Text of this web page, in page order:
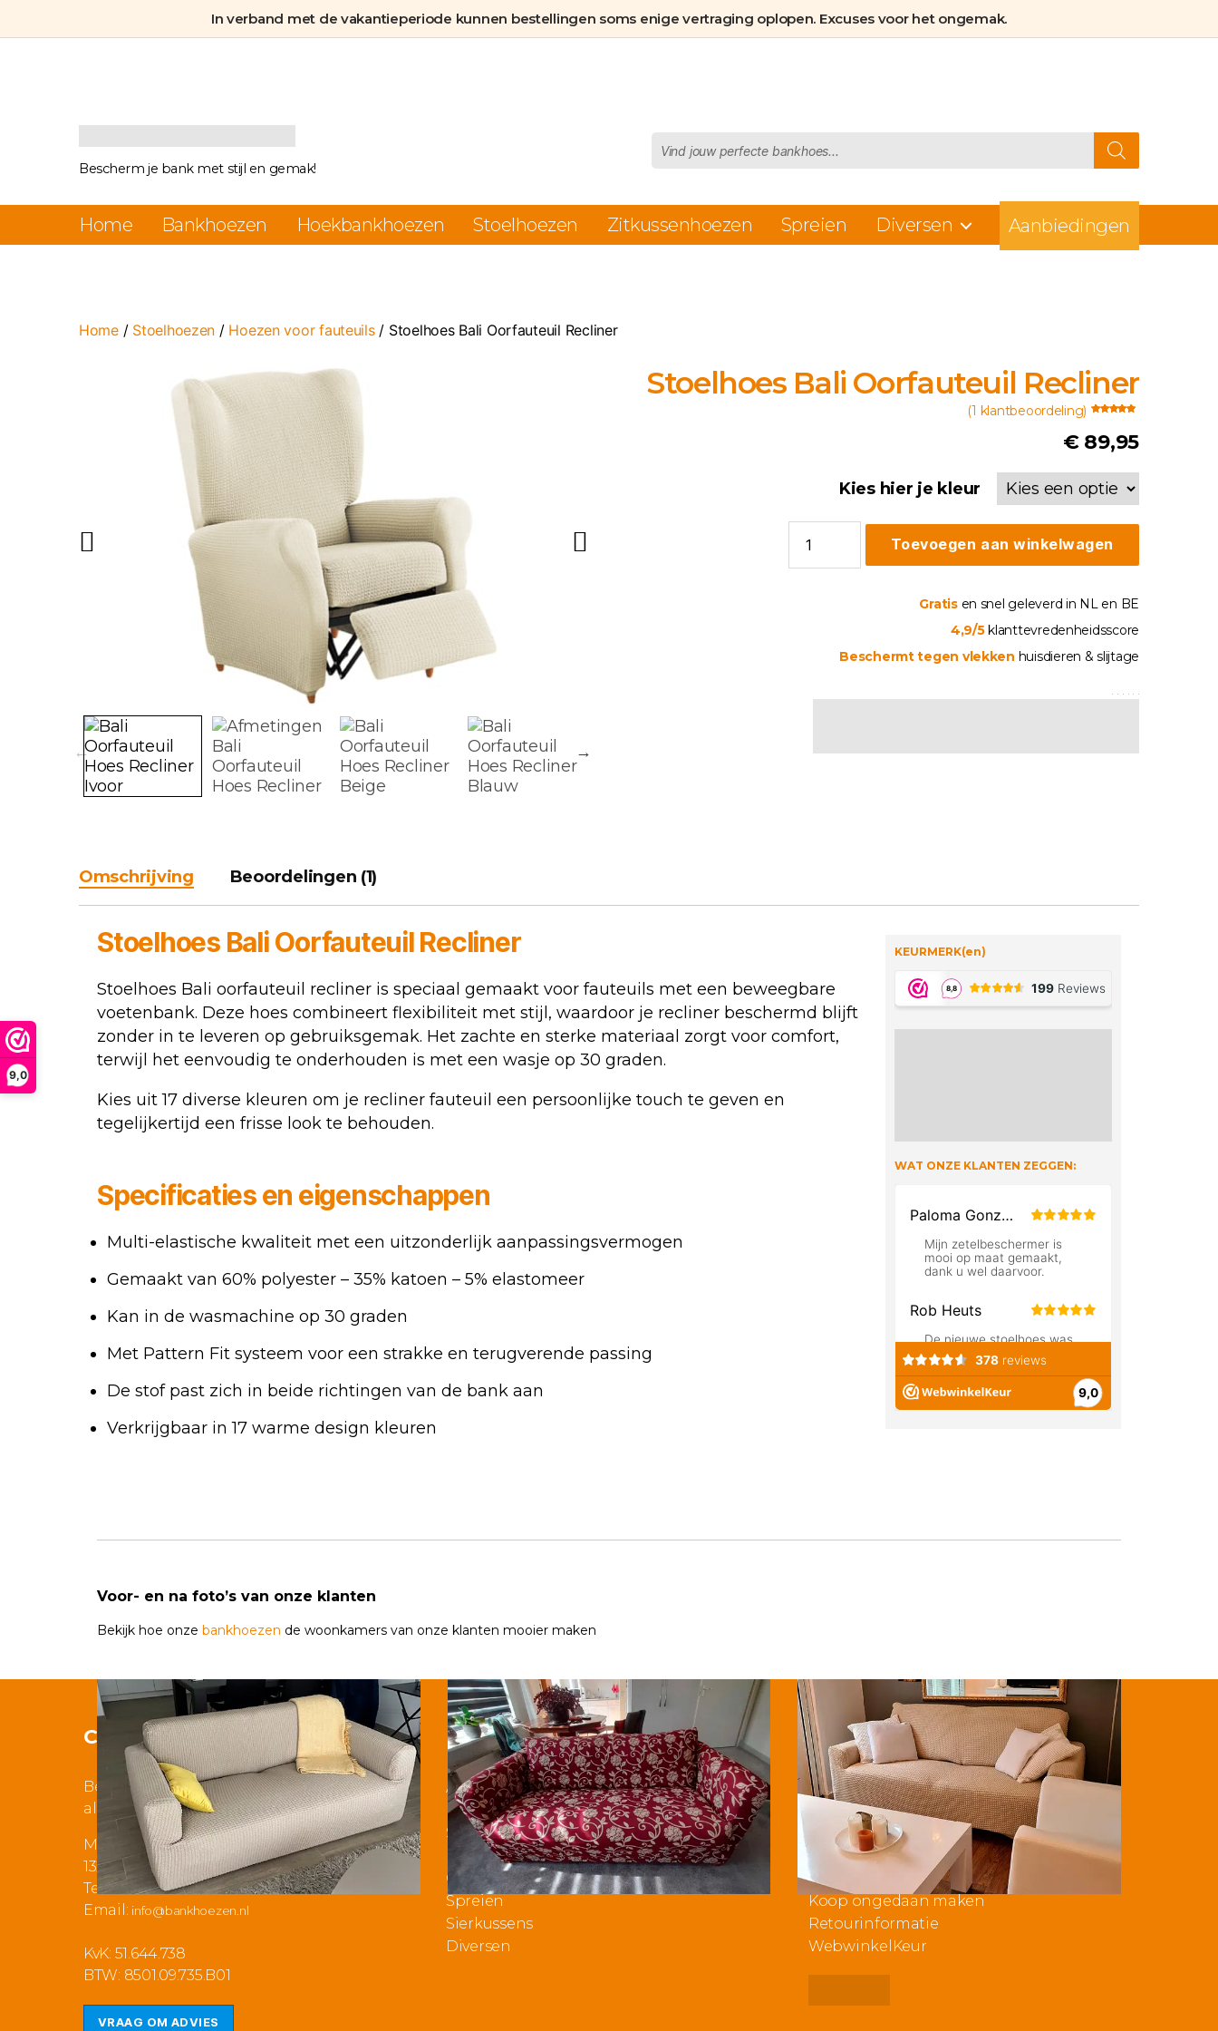
9,0
In verband met de vakantieperiode kunnen bestellingen soms enige vertraging oplopen. Excuses voor het ongemak.
Bankhoezen.nl
Bescherm je bank met stijl en gemak!
zoeken
Home Bankhoezen Hoekbankhoezen Stoelhoezen Zitkussenhoezen Spreien Diversen Aanbiedingen
Home/ Stoelhoezen / Hoezen voor fauteuils/ Stoelhoes Bali Oorfauteuil Recliner
Stoelhoes Bali Oorfauteuil Recliner
gebaseerd
opklant
waardering
(1 klantbeoordeling)
€89,95
Kies hier je kleur
Bali
Oorfauteuil
Toevoegen aan winkelwagen
Gratisen snel geleverd in NL en BE
4,9/5 klanttevredenheidsscore
Beschermt tegen vlekken huisdieren & slijtage
Omschrijving Beoordelingen (1)
StoelhoesBali OorfauteuilRecliner
Stoelhoes Bali oorfauteuil recliner is speciaal gemaakt voor fauteuils met een beweegbare
voetenbank. Deze hoes combineert flexibiliteit met stijl, waardoor je recliner beschermd blijft
zonder in te leveren op gebruiksgemak. Het zachte en sterke materiaal zorgt voor comfort,
terwijl het eenvoudig te onderhouden is met een wasje op 30 graden.
Kies uit 17 diverse kleuren om je recliner fauteuil een persoonlijke touch te geven en
tegelijkertijd een frisse look te behouden.
Specificaties en eigenschappen
Multi-elastische kwaliteit met een uitzonderlijk aanpassingsvermogen
Gemaakt van 60% polyester – 35% katoen – 5% elastomeer
Kan in de wasmachine op 30 graden
Met Pattern Fit systeem voor een strakke en terugverende passing
De stof past zich in beide richtingen van de bank aan
Verkrijgbaar in 17 warme design kleuren
KEURMERK(en)
WAT ONZE KLANTEN ZEGGEN:
Voor- en na foto’s van onze klanten
Bekijk hoe onze bankhoezen de woonkamers van onze klanten mooier maken
Contact
Bezoek aan onze showroom
alleen op afspraak!
Musicalstraat 3a
1323VR Almere
Tel: 036 525 12 81
Email: info@bankhoezen.nl
KvK: 51.644.738
BTW: 8501.09.735.B01
VRAAG OM ADVIES
Producten
Aanbiedingen
Bankhoezen
Stoelhoezen
Bankbeschermers
Op maat gemaakt
Spreien
Sierkussens
Diversen
Klantenservice
Mijn account
Keuzehulp
Kleurstaal aanvragen
Nieuwsblog & Inspiratie
Klachteninformatie
Koop ongedaan maken
Retourinformatie
WebwinkelKeur
aantal
slijtage